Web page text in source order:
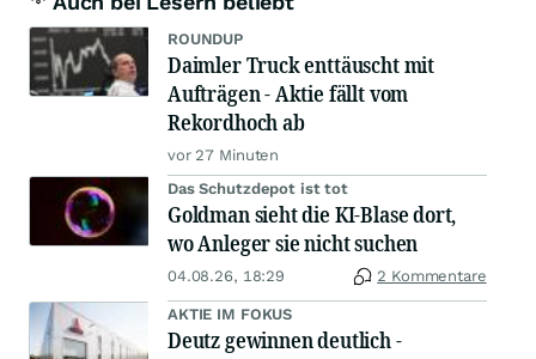
ROUNDUP
Daimler Truck enttäuscht mit
Aufträgen - Aktie fällt vom
Rekordhoch ab
vor 27 Minuten
Das Schutzdepot ist tot
Goldman sieht die KI-Blase dort,
wo Anleger sie nicht suchen
04.08.26, 18:29 2 Kommentare
AKTIE IM FOKUS
Deutz gewinnen deutlich -